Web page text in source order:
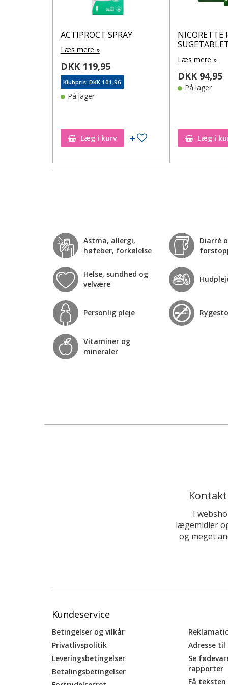
ACTIPROCT SPRAY
Læs mere »
DKK 119,95
Klubpris: DKK 101,96
På lager
Læg i kurv Tilføj til ønskeseddel
NICORETTE
Læs mere »
DKK 94,95
På lager
Læg i
Astma, allergi,
høfeber, forkølelse
Diarré
Helse, sundhed og
velvære
Personlig pleje
Vitaminer og
mineraler
I
lægemidler
og meget
Kundeservice
Betingelser og vilkår
Privatlivspolitik
Leveringsbetingelser
Betalingsbetingelser
Adresse
Se
rapporter
Få